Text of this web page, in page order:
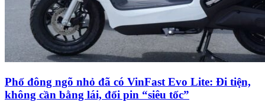
Phố đông ngõ nhỏ đã có VinFast Evo Lite: Đi tiện,
không cần bằng lái, đổi pin “siêu tốc”